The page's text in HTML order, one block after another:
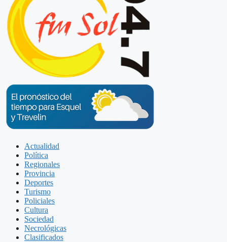
Actualidad
Política
Regionales
Provincia
Deportes
Turismo
Policiales
Cultura
Sociedad
Necrológicas
Clasificados